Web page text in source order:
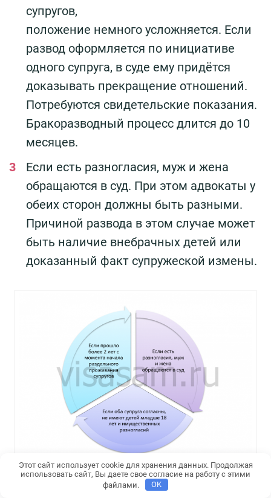
супругов,
положение немного усложняется. Если
развод оформляется по инициативе
одного супруга, в суде ему придётся
доказывать прекращение отношений.
Потребуются свидетельские показания.
Бракоразводный процесс длится до 10
месяцев.
Если есть разногласия, муж и жена
обращаются в суд. При этом адвокаты у
обеих сторон должны быть разными.
Причиной развода в этом случае может
быть наличие внебрачных детей или
доказанный факт супружеской измены.
Развод в Греции может проходит несколькими способами
Этот сайт использует cookie для хранения данных. Продолжая
использовать сайт, Вы даете свое согласие на работу с этими
файлами.
OK